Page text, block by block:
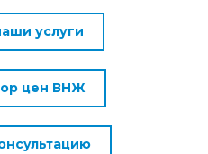
услуги
цен ВНЖ